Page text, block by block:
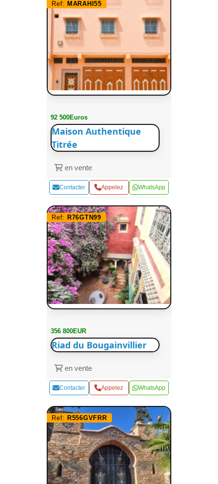
Ref: MARAHI55
92 500Euros
Maison Authentique
Titrée
en vente
Contacter Appelez WhatsApp
Ref: R76GTN99
356 800EUR
Riad du Bougainvillier
en vente
Contacter Appelez WhatsApp
Ref: R556GVFRR